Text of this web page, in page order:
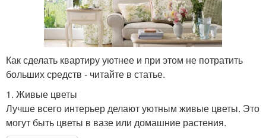
Как сделать квартиру уютнее и при этом не потратить
больших средств - читайте в статье.
1. Живые цветы
Лучше всего интерьер делают уютным живые цветы. Это
могут быть цветы в вазе или домашние растения.